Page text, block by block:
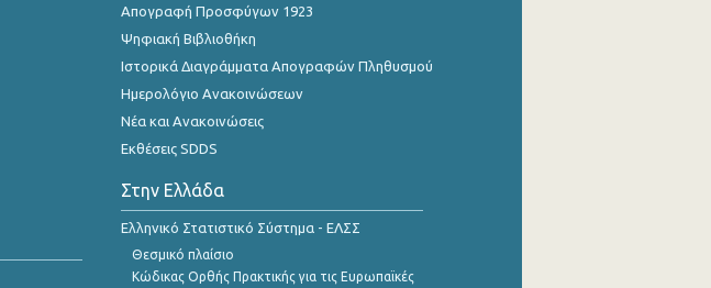
Απογραφή Προσφύγων 1923
Ψηφιακή Βιβλιοθήκη
Ιστορικά Διαγράμματα Απογραφών Πληθυσμού
Ημερολόγιο Ανακοινώσεων
Νέα και Ανακοινώσεις
Εκθέσεις SDDS
Στην Ελλάδα
Ελληνικό Στατιστικό Σύστημα - ΕΛΣΣ
Θεσμικό πλαίσιο
Κώδικας Ορθής Πρακτικής για τις Ευρωπαϊκές